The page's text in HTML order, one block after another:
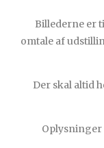
Billederne er
omtale af
Der skal altid